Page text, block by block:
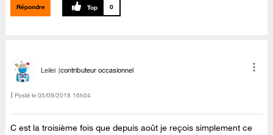
Répondre 0
Leilei contributeur occasionnel
Posté le ‎05/09/2018 16h04
C est la troisième fois que depuis août je reçois simplement ce